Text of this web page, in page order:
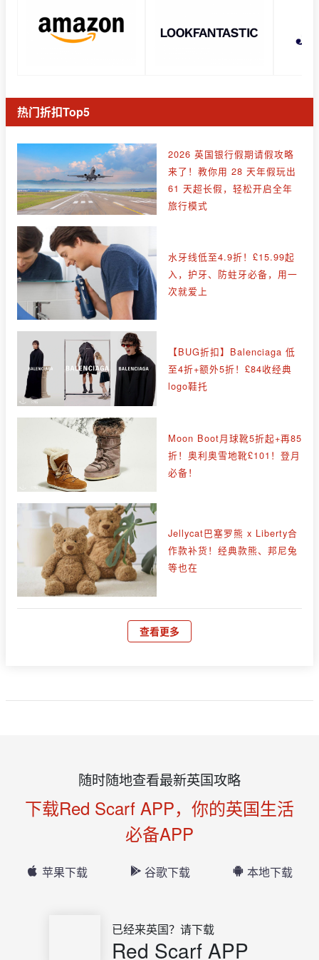
热门折扣Top5
2026 英国银行假期请假攻略
来了！教你用 28 天年假玩出
61 天超长假，轻松开启全年
旅行模式
水牙线低至4.9折！£15.99起
入，护牙、防蛀牙必备，用一
次就爱上
【BUG折扣】Balenciaga 低
至4折+额外5折！£84收经典
logo鞋托
Moon Boot月球靴5折起+再85
折！奥利奥雪地靴£101！登月
必备！
Jellycat巴塞罗熊 x Liberty合
作款补货！经典款熊、邦尼兔
等也在
查看更多
随时随地查看最新英国攻略
下载Red Scarf APP，你的英国生活
必备APP
苹果下载 谷歌下载 本地下载
已经来英国？请下载
Red Scarf APP